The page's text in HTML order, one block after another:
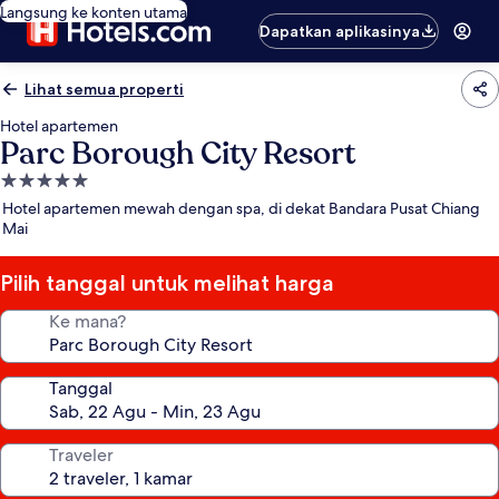
Langsung ke konten utama
Dapatkan aplikasinya
Lihat semua properti
Hotel apartemen
Parc Borough City Resort
Properti
bintang
5.0
Hotel apartemen mewah dengan spa, di dekat Bandara Pusat Chiang
Mai
Pilih tanggal untuk melihat harga
Ke mana?
Tanggal
Traveler